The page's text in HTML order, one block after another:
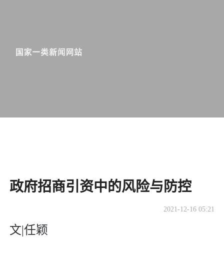
政府招商引资中的风险与防控
2021-12-16 05:21
文|任颖